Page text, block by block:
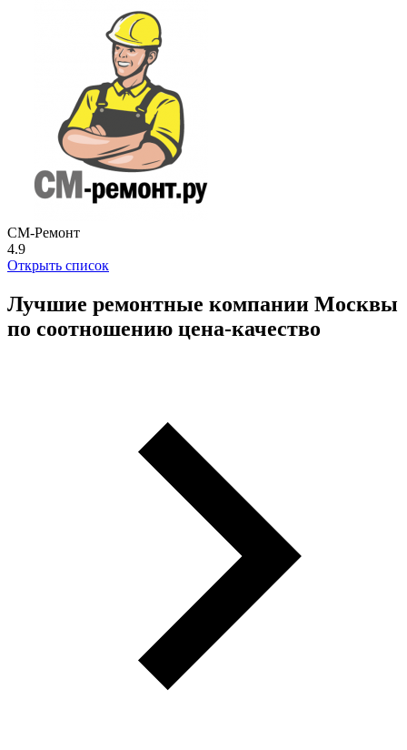
СМ-Ремонт
4.9
Открыть список
Лучшие ремонтные компании Москвы
по соотношению цена-качество